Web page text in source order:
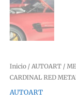
Inicio / AUTOART /
CARDINAL RED
AUTOART